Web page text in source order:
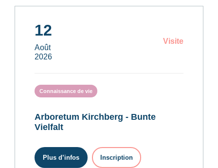
12
Août
2026
Visite
Connaissance de vie
Arboretum Kirchberg - Bunte
Vielfalt
Plus d’infos Inscription